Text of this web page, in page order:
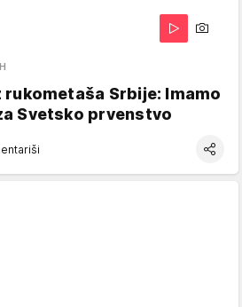
Srbije: Imamo
Svetsko prvenstvo